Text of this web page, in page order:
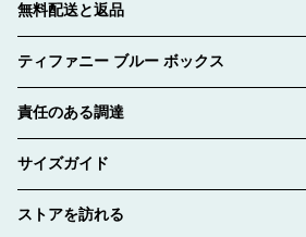
無料配送と返品
ティファニー ブルー ボックス
責任のある調達
サイズガイド
ストアを訪れる